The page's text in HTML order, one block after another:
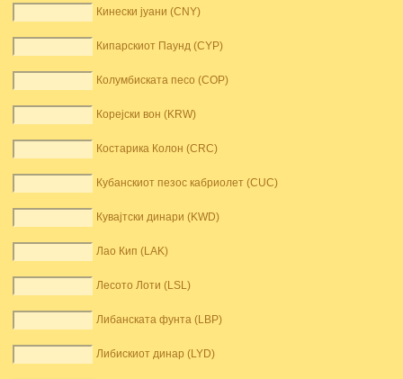
Кинески јуани (CNY)
Кипарскиот Паунд (CYP)
Колумбиската песо (COP)
Корејски вон (KRW)
Костарика Колон (CRC)
Кубанскиот пезос кабриолет (CUC)
Кувајтски динари (KWD)
Лао Кип (LAK)
Лесото Лоти (LSL)
Либанската фунта (LBP)
Либискиот динар (LYD)